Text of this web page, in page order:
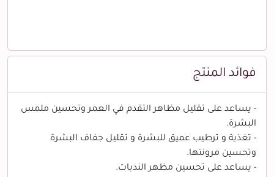
فوائد المنتج
- يساعد على تقليل مظاهر التقدم في العمر وتحسين ملمس
البشرة.
- تغذية و ترطيب عميق للبشرة و تقليل جفاف البشرة
وتحسين مرونتها.
- يساعد على تحسين مظهر الندبات.